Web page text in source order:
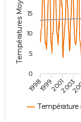
Destinations
City break
Voyage nature
Voyage de noces
Forum
Climat
PHOTO
GUIDES D'ACHAT
BONS PLANS
CARTE DE VOEUX
Carte de Noël
Carte Bonne année
Carte Saint-Valentin
Carte Pâques
Carte d'anniversaire
DICTIONNAIRE
Dictionnaire
Biographies
Citations
Expressions
Proverbes
PROGRAMME TV
1998199920012003
0
5
10
15